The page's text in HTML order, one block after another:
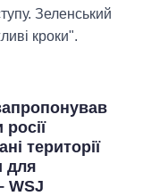
Зеленський
кроки".
росії
території
для
WSJ